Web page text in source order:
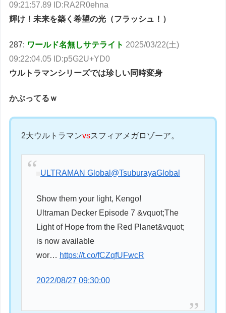
09:21:57.89 ID:RA2R0ehna
輝け！未来を築く希望の光（フラッシュ！）
287: ワールド名無しサテライト 2025/03/22(土)
09:22:04.05 ID:p5G2U+YD0
ウルトラマンシリーズでは珍しい同時変身
かぶってるｗ
2大ウルトラマンvsスフィアメガロゾーア。
ULTRAMAN Global @TsuburayaGlobal
Show them your light, Kengo!
Ultraman Decker Episode 7 &vquot;The
Light of Hope from the Red Planet&vquot;
is now available
wor… https://t.co/fCZqfUFwcR
2022/08/27 09:30:00